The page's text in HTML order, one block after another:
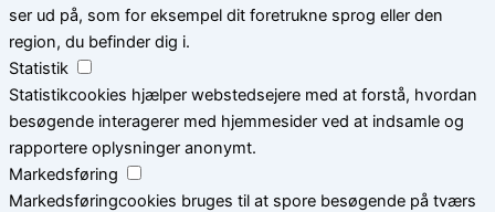
ser ud på, som for eksempel dit foretrukne sprog eller den
region, du befinder dig i.
Statistik
Statistikcookies hjælper webstedsejere med at forstå, hvordan
besøgende interagerer med hjemmesider ved at indsamle og
rapportere oplysninger anonymt.
Markedsføring
Markedsføringcookies bruges til at spore besøgende på tværs